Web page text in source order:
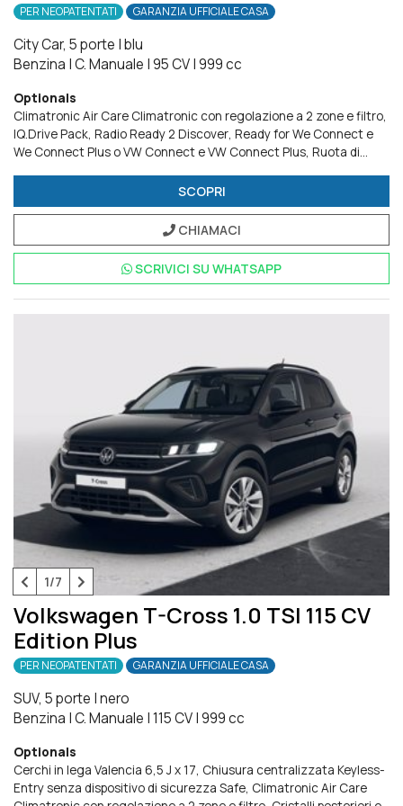
PER NEOPATENTATI GARANZIA UFFICIALE CASA
City Car, 5 porte |blu
Benzina |C. Manuale |95 CV|999 cc
Optionals
Climatronic Air Care Climatronic con regolazione a 2 zone e filtro
IQ.Drive Pack Radio Ready 2 Discover Ready for We Connect e
We Connect Plus o VW Connect e VW Connect Plus Ruota di
SCOPRI
CHIAMACI
SCRIVICI SU WHATSAPP
1/7
Volkswagen T-Cross 1.0 TSI 115 CV
Edition Plus
PER NEOPATENTATI GARANZIA UFFICIALE CASA
SUV, 5 porte |nero
Benzina |C. Manuale |115 CV|999 cc
Optionals
Cerchi in lega Valencia 6,5 J x 17 Chiusura centralizzata Keyless-
Entry senza dispositivo di sicurezza Safe Climatronic Air Care